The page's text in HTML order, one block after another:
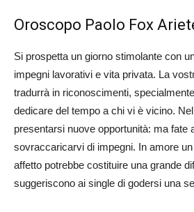
Oroscopo Paolo Fox
Si prospetta un giorno stimolante con
impegni lavorativi e vita privata. La
tradurrà in riconoscimenti,
dedicare del tempo a chi vi è vicino.
presentarsi nuove opportunità: ma fate
sovraccaricarvi di impegni. In amore
affetto potrebbe costituire una grande
suggeriscono ai single di godersi una